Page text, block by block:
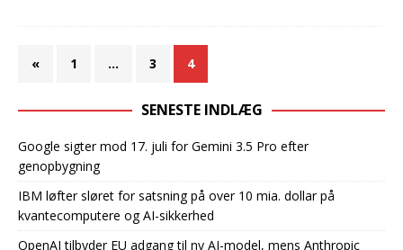
« 1 … 3 4
SENESTE INDLÆG
Google sigter mod 17. juli for Gemini 3.5 Pro efter
genopbygning
IBM løfter sløret for satsning på over 10 mia. dollar på
kvantecomputere og AI-sikkerhed
OpenAI tilbyder EU adgang til ny AI-model, mens Anthropic